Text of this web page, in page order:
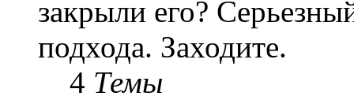
закрыли его?
подхода. Заходите.
4 Темы